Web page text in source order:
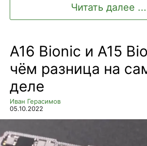
Читать далее ...
A16 Bionic и A15
чём разница на
деле
Иван Герасимов
05.10.2022